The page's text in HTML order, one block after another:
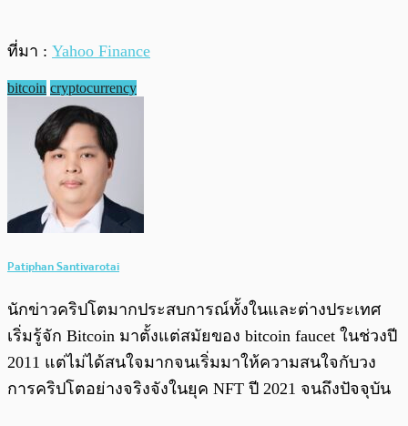
ที่มา : Yahoo Finance
bitcoin cryptocurrency
Patiphan Santivarotai
นักข่าวคริปโตมากประสบการณ์ทั้งในและต่างประเทศ
เริ่มรู้จัก Bitcoin มาตั้งแต่สมัยของ bitcoin faucet ในช่วงปี
2011 แต่ไม่ได้สนใจมากจนเริ่มมาให้ความสนใจกับวง
การคริปโตอย่างจริงจังในยุค NFT ปี 2021 จนถึงปัจจุบัน